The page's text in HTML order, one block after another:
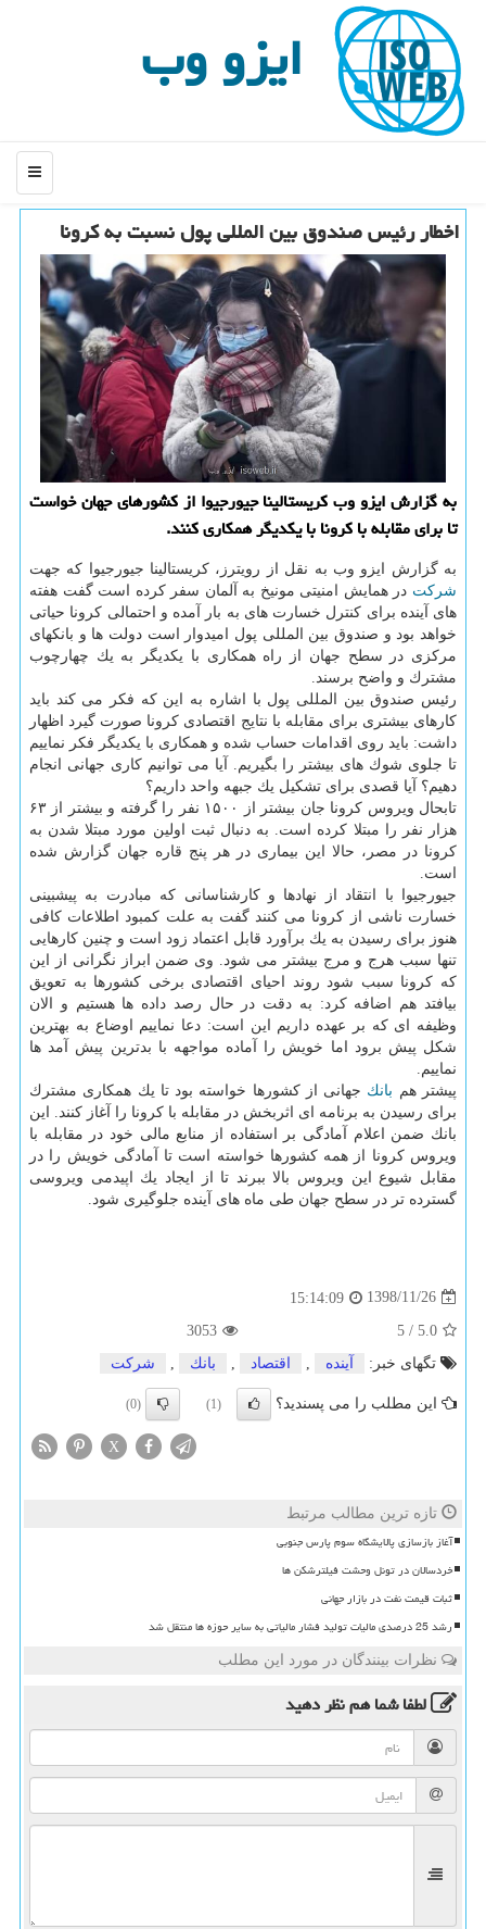
ایزو وب
منو
اخطار رئیس صندوق بین المللی پول نسبت به كرونا
به گزارش ایزو وب كریستالینا جیورجیوا از كشورهای جهان خواست
تا برای مقابله با كرونا با یكدیگر همكاری كنند.
به گزارش ایزو وب به نقل از رویترز، كریستالینا جیورجیوا كه جهت
شركت در همایش امنیتی مونیخ به آلمان سفر كرده است گفت هفته
های آینده برای كنترل خسارت های به بار آمده و احتمالی كرونا حیاتی
خواهد بود و صندوق بین المللی پول امیدوار است دولت ها و بانكهای
مركزی در سطح جهان از راه همكاری با یكدیگر به یك چهارچوب
مشترك و واضح برسند.
رئیس صندوق بین المللی پول با اشاره به این كه فكر می كند باید
كارهای بیشتری برای مقابله با نتایج اقتصادی كرونا صورت گیرد اظهار
داشت: باید روی اقدامات حساب شده و همكاری با یكدیگر فكر نماییم
تا جلوی شوك های بیشتر را بگیریم. آیا می توانیم كاری جهانی انجام
دهیم؟ آیا قصدی برای تشكیل یك جبهه واحد داریم؟
تابحال ویروس كرونا جان بیشتر از ۱۵۰۰ نفر را گرفته و بیشتر از ۶۳
هزار نفر را مبتلا كرده است. به دنبال ثبت اولین مورد مبتلا شدن به
كرونا در مصر، حالا این بیماری در هر پنج قاره جهان گزارش شده
است.
جیورجیوا با انتقاد از نهادها و كارشناسانی كه مبادرت به پیشبینی
خسارت ناشی از كرونا می كنند گفت به علت كمبود اطلاعات كافی
هنوز برای رسیدن به یك برآورد قابل اعتماد زود است و چنین كارهایی
تنها سبب هرج و مرج بیشتر می شود. وی ضمن ابراز نگرانی از این
كه كرونا سبب شود روند احیای اقتصادی برخی كشورها به تعویق
بیافتد هم اضافه كرد: به دقت در حال رصد داده ها هستیم و الان
وظیفه ای كه بر عهده داریم این است: دعا نماییم اوضاع به بهترین
شكل پیش برود اما خویش را آماده مواجهه با بدترین پیش آمد ها
نماییم.
پیشتر هم بانك جهانی از كشورها خواسته بود تا یك همكاری مشترك
برای رسیدن به برنامه ای اثربخش در مقابله با كرونا را آغاز كنند. این
بانك ضمن اعلام آمادگی بر استفاده از منابع مالی خود در مقابله با
ویروس كرونا از همه كشورها خواسته است تا آمادگی خویش را در
مقابل شیوع این ویروس بالا ببرند تا از ایجاد یك اپیدمی ویروسی
گسترده تر در سطح جهان طی ماه های آینده جلوگیری شود.
1398/11/26
15:14:09
5.0
/
5
3053
تگهای خبر:
آینده , اقتصاد , بانك , شركت
این مطلب را می پسندید؟ (1)
(0)
X
تازه ترین مطالب مرتبط
آغاز بازسازی پالایشگاه سوم پارس جنوبی
خردسالان در تونل وحشت فیلترشکن ها
ثبات قیمت نفت در بازار جهانی
رشد 25 درصدی مالیات تولید فشار مالیاتی به سایر حوزه ها منتقل شد
نظرات بینندگان در مورد این مطلب
لطفا شما همنظر دهید